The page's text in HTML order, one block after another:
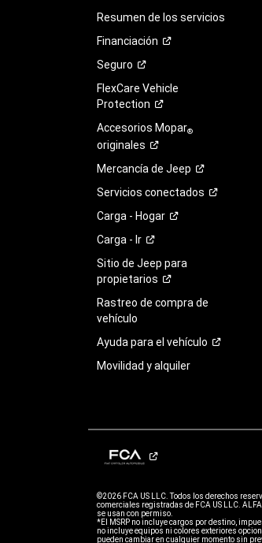
Resumen de los servicios
Financiación
Seguro
FlexCare Vehicle
Protection
Accesorios Mopar®
originales
Mercancía de Jeep
Servicios conectados
Carga - Hogar
Carga - Ir
Sitio de Jeep para
propietarios
Rastreo de compra de
vehículo
Ayuda para el vehículo
Movilidad y alquiler
©2026 FCA US LLC. Todos los derechos
comerciales registradas de FCA US LLC.
se usan con permiso.
*El MSRP no incluye cargos por destino,
no incluye equipos ni colores exteriores
pueden cambiar en cualquier momento sin